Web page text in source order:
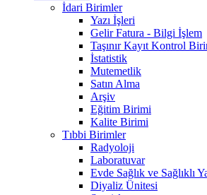
İdari Birimler
Yazı İşleri
Gelir Fatura - Bilgi İşlem
Taşınır Kayıt Kontrol
İstatistik
Mutemetlik
Satın Alma
Arşiv
Eğitim Birimi
Kalite Birimi
Tıbbi Birimler
Radyoloji
Laboratuvar
Evde Sağlık ve Sağlıklı
Diyaliz Ünitesi